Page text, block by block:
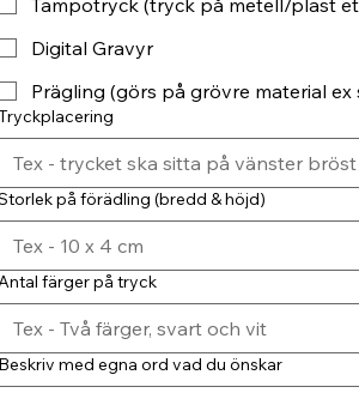
Digital Gravyr
Prägling (görs på grövre material ex
på förädling (bredd & höjd)
färger på tryck
med egna ord vad du önskar